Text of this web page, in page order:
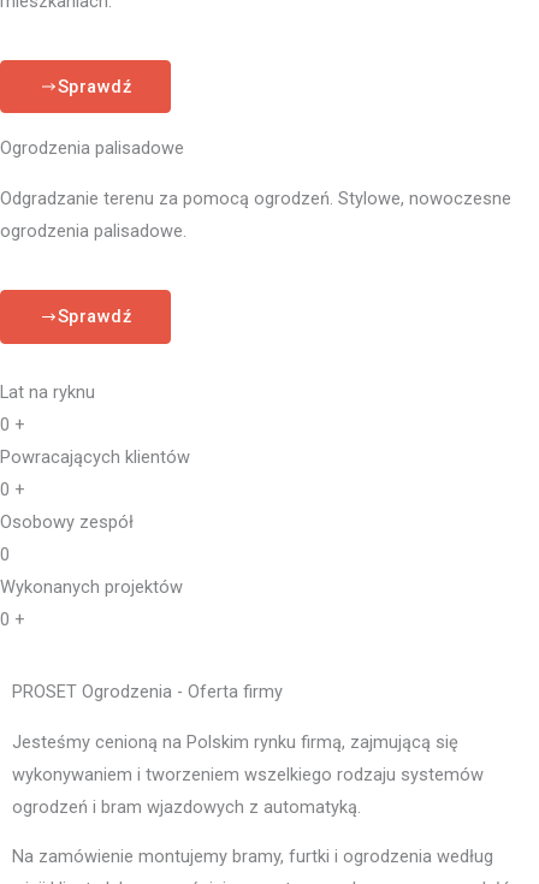
Sprawdź
Ogrodzenia palisadowe
Odgradzanie terenu za pomocą ogrodzeń. Stylowe, nowoczesne
ogrodzenia palisadowe.
Sprawdź
Lat na ryknu
0 +
Powracających klientów
0 +
Osobowy zespół
0
Wykonanych projektów
0 +
PROSET Ogrodzenia - Oferta firmy
Jesteśmy cenioną na Polskim rynku firmą, zajmującą się
wykonywaniem i tworzeniem wszelkiego rodzaju systemów
ogrodzeń i bram wjazdowych z automatyką.
Na zamówienie montujemy bramy, furtki i ogrodzenia według